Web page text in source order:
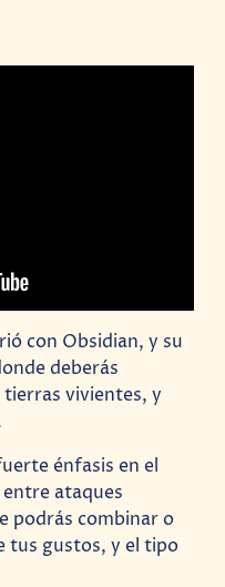
con Obsidian, y su
deberás
vivientes, y
énfasis en el
ataques
podrás combinar o
tus gustos, y el tipo